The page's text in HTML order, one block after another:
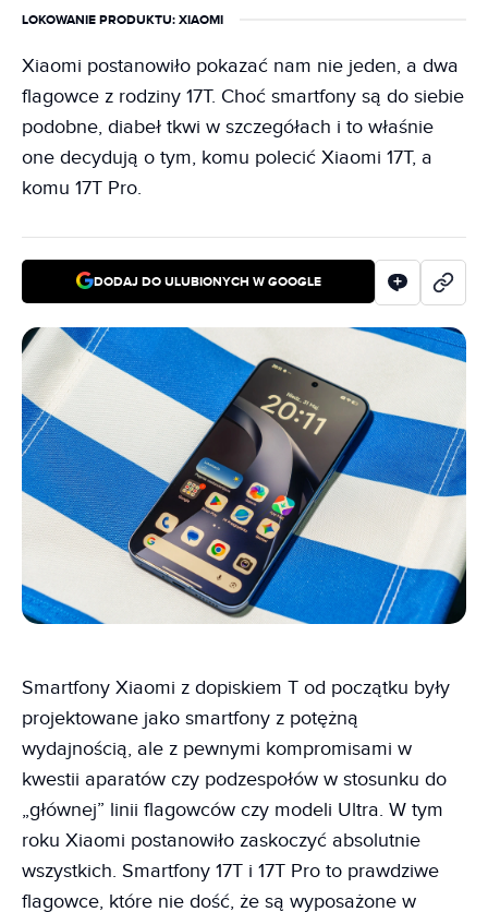
LOKOWANIE PRODUKTU: XIAOMI
Xiaomi postanowiło pokazać nam nie jeden, a dwa
flagowce z rodziny 17T. Choć smartfony są do siebie
podobne, diabeł tkwi w szczegółach i to właśnie
one decydują o tym, komu polecić Xiaomi 17T, a
komu 17T Pro.
DODAJ DO ULUBIONYCH W GOOGLE
Smartfony Xiaomi z dopiskiem T od początku były
projektowane jako smartfony z potężną
wydajnością, ale z pewnymi kompromisami w
kwestii aparatów czy podzespołów w stosunku do
„głównej” linii flagowców czy modeli Ultra. W tym
roku Xiaomi postanowiło zaskoczyć absolutnie
wszystkich. Smartfony 17T i 17T Pro to prawdziwe
flagowce, które nie dość, że są wyposażone w